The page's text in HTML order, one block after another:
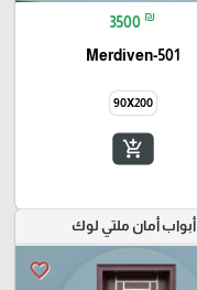
3500 ₪
Merdiven-501
90X200
add_shopping_cart
أبواب أمان ملتي لوك
favorite_border